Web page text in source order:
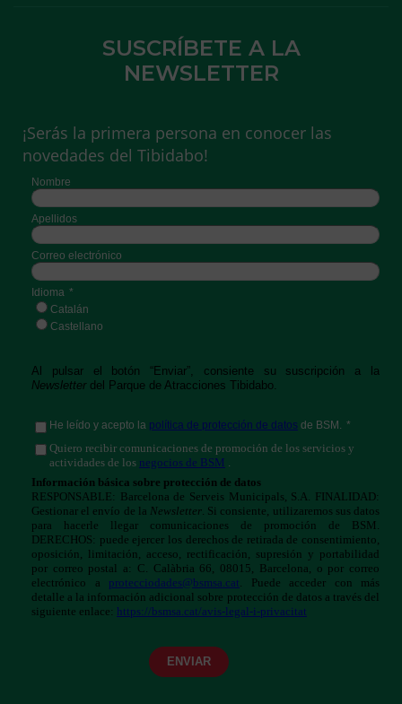
SUSCRÍBETE A LA
NEWSLETTER
¡Serás la primera persona en conocer las
novedades del Tibidabo!